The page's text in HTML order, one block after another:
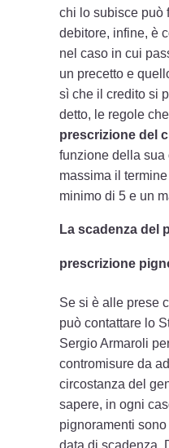
chi lo subisce può
debitore, infine, è
nel caso in cui
un precetto e
sì che il credito si
detto, le regole
prescrizione del
funzione della
massima il
minimo di 5 e un
La scadenza del
prescrizione
Se si è alle prese
può contattare lo
Sergio Armaroli
contromisure da
circostanza del
sapere, in ogni
pignoramenti
data di scadenza.